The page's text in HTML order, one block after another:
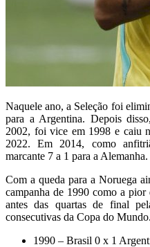
Naquele ano, a Seleção foi
para a Argentina. Depois
2002, foi vice em 1998 e caiu
2022. Em 2014, como
marcante 7 a 1 para a Alemanha.
Com a queda para a Noruega
campanha de 1990 como a
antes das quartas de final
consecutivas da Copa do Mundo.
1990 – Brasil 0 x 1